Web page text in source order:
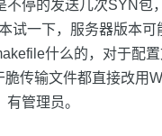
停的发送几次SYN包
试一下，服务器版本可
什么的，对于配
传输文件都直接改用
管理员。